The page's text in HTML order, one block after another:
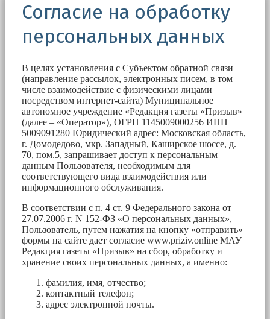
Согласие на обработку
персональных данных
В целях установления с Субъектом обратной связи
(направление рассылок, электронных писем, в том
числе взаимодействие с физическими лицами
посредством интернет-сайта) Муниципальное
автономное учреждение «Редакция газеты «Призыв»
(далее – «Оператор»), ОГРН 1145009000256 ИНН
5009091280 Юридический адрес: Московская область,
г. Домодедово, мкр. Западный, Каширское шоссе, д.
70, пом.5, запрашивает доступ к персональным
данным Пользователя, необходимым для
соответствующего вида взаимодействия или
информационного обслуживания.
В соответствии с п. 4 ст. 9 Федерального закона от
27.07.2006 г. N 152-ФЗ «О персональных данных»,
Пользователь, путем нажатия на кнопку «отправить»
формы на сайте дает согласие www.priziv.online МАУ
Редакция газеты «Призыв» на сбор, обработку и
хранение своих персональных данных, а именно:
фамилия, имя, отчество;
контактный телефон;
адрес электронной почты.